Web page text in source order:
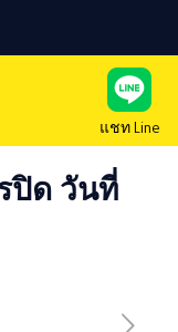
แชท Line
ปิด วันที่